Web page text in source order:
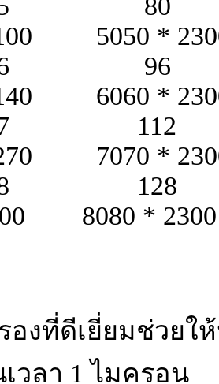
8-
* 2300
8-
* 2300
8-7
* 2300
8-8
* 2300 *
องที่ดีเยี่ยมช่วย
เวลา 1 ไมครอน